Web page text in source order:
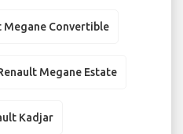
Megane Convertible
Megane Estate
Kadjar